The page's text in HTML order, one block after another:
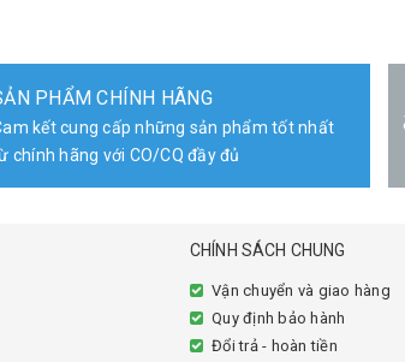
PHẨM CHÍNH HÃNG
kết cung cấp những sản phẩm tốt nhất
chính hãng với CO/CQ đầy đủ
CHÍNH SÁCH CHUNG
Vận chuyển và giao hàng
Quy định bảo hành
Đổi trả - hoàn tiền